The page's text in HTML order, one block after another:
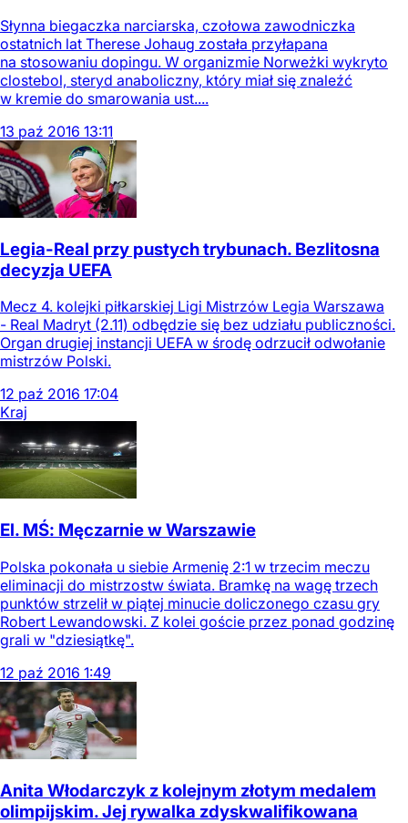
Słynna biegaczka narciarska, czołowa zawodniczka
ostatnich lat Therese Johaug została przyłapana
na stosowaniu dopingu. W organizmie Norweżki wykryto
clostebol, steryd anaboliczny, który miał się znaleźć
w kremie do smarowania ust....
13 paź 2016 13:11
Legia-Real przy pustych trybunach. Bezlitosna
decyzja UEFA
Mecz 4. kolejki piłkarskiej Ligi Mistrzów Legia Warszawa
- Real Madryt (2.11) odbędzie się bez udziału publiczności.
Organ drugiej instancji UEFA w środę odrzucił odwołanie
mistrzów Polski.
12 paź 2016 17:04
Kraj
El. MŚ: Męczarnie w Warszawie
Polska pokonała u siebie Armenię 2:1 w trzecim meczu
eliminacji do mistrzostw świata. Bramkę na wagę trzech
punktów strzelił w piątej minucie doliczonego czasu gry
Robert Lewandowski. Z kolei goście przez ponad godzinę
grali w "dziesiątkę".
12 paź 2016 1:49
Anita Włodarczyk z kolejnym złotym medalem
olimpijskim. Jej rywalka zdyskwalifikowana